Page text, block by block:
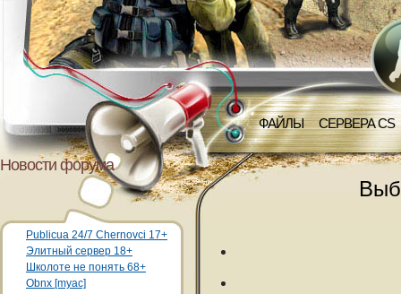
ФАЙЛЫ СЕРВЕРА CS
Новости форума
Publicua 24/7 Chernovci 17+
Элитный сервер 18+
Школоте не понять 68+
Obnx [myac]